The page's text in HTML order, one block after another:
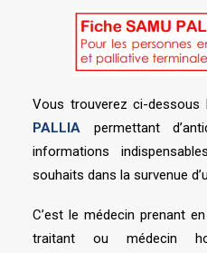
Vous trouverez ci-dessous
PALLIA permettant
informations
souhaits dans la survenue
C’est le médecin prenant
traitant ou médecin